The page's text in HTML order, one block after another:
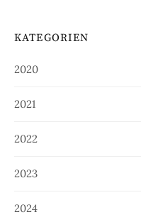
KATEGORIEN
2020
2021
2022
2023
2024